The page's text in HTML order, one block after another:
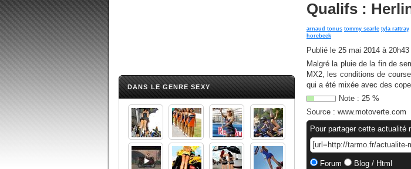
DANS LE GENRE SEXY
Qualifs :
arnaud tonus tommy searle tyla rattray
horebeek
Publié le 25 mai 2014 à 20h43
Malgré la pluie de la fin de
MX2, les conditions de
qui a été mixée avec des
Note : 25 %
Source : www.motoverte.com
Pour partager cette
Forum Blog / Html